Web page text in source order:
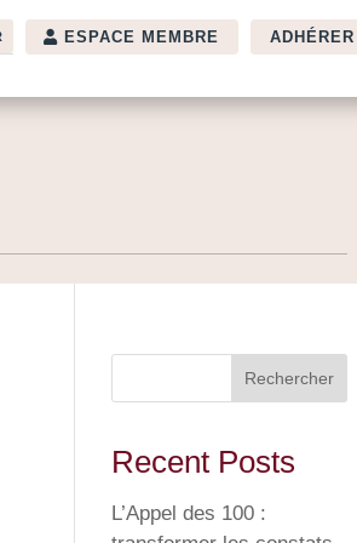
ESPACE MEMBRE ADHÉRER
Rechercher
Recent Posts
L’Appel des 100 :